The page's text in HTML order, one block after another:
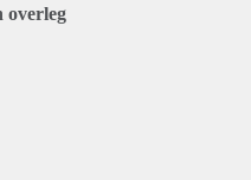
vrijblijvend/informatief
Hieraan kunnen geen
overleg